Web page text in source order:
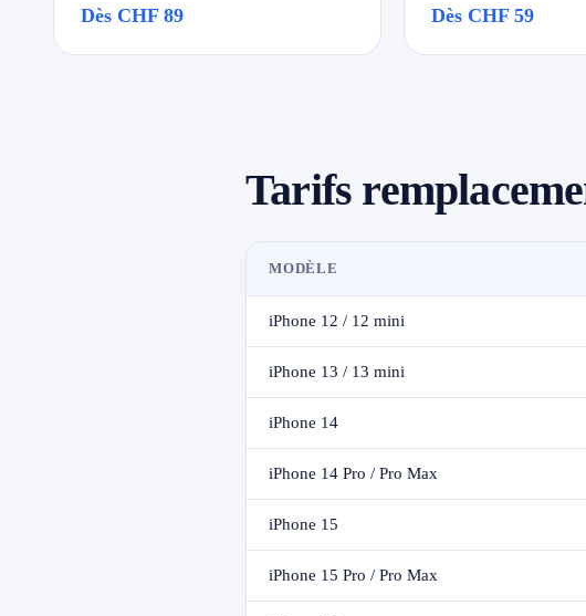
Dès CHF 89 Dès CHF 59
Tarifs
MODÈLE
iPhone 12 / 12 mini
iPhone 13 / 13 mini
iPhone 14
iPhone 14 Pro / Pro Max
iPhone 15
iPhone 15 Pro / Pro Max